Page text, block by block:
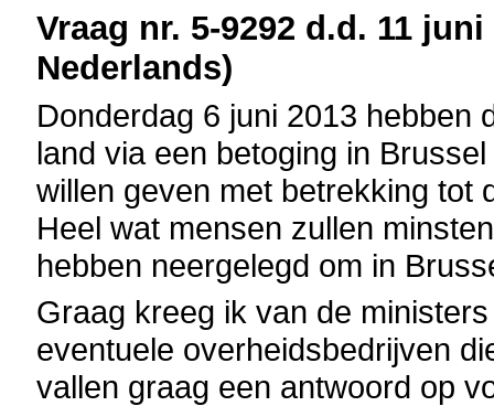
Vraag nr. 5-9292 d.d. 11
Nederlands)
Donderdag 6 juni 2013 hebben
land via een betoging in
willen geven met betrekking tot
Heel wat mensen zullen
hebben neergelegd om in
Graag kreeg ik van de
eventuele overheidsbedrijven
vallen graag een antwoord op